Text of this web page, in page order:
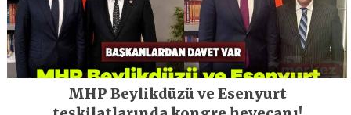
MHP Beylikdüzü ve Esenyurt